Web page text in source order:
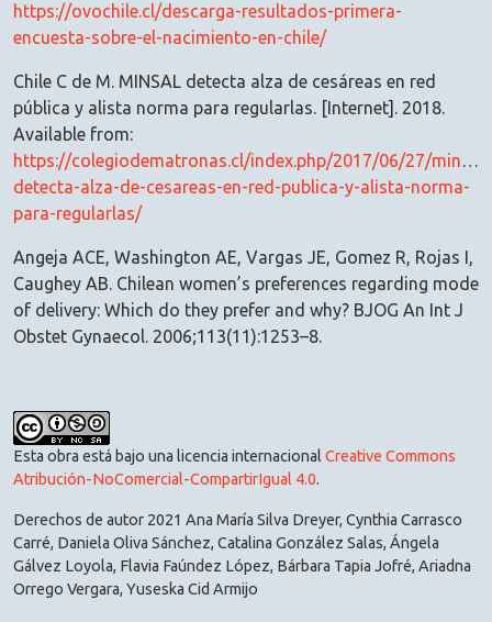
https://ovochile.cl/descarga-resultados-primera-
encuesta-sobre-el-nacimiento-en-chile/
Chile C de M. MINSAL detecta alza de cesáreas en red
pública y alista norma para regularlas. [Internet]. 2018.
Available from:
https://colegiodematronas.cl/index.php/2017/06/27/minsal-
detecta-alza-de-cesareas-en-red-publica-y-alista-norma-
para-regularlas/
Angeja ACE, Washington AE, Vargas JE, Gomez R, Rojas I,
Caughey AB. Chilean women’s preferences regarding mode
of delivery: Which do they prefer and why? BJOG An Int J
Obstet Gynaecol. 2006;113(11):1253–8.
Esta obra está bajo una licencia internacional Creative Commons
Atribución-NoComercial-CompartirIgual 4.0.
Derechos de autor 2021 Ana María Silva Dreyer, Cynthia Carrasco
Carré, Daniela Oliva Sánchez, Catalina González Salas, Ángela
Gálvez Loyola, Flavia Faúndez López, Bárbara Tapia Jofré, Ariadna
Orrego Vergara, Yuseska Cid Armijo